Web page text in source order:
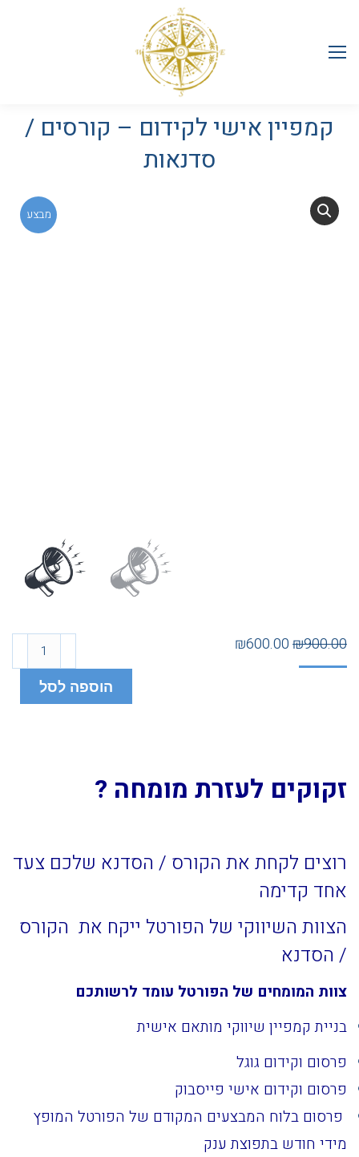
קמפיין אישי לקידום – קורסים /
סדנאות
מבצע
₪900.00
₪600.00
הוספה לסל
זקוקים לעזרת מומחה ?
רוצים לקחת את הקורס / הסדנא שלכם צעד
אחד קדימה
הצוות השיווקי של הפורטל ייקח את הקורס
/ הסדנא
צוות המומחים של הפורטל עומד לרשותכם
בניית קמפיין שיווקי מותאם אישית
פרסום וקידום גוגל
פרסום וקידום אישי פייסבוק
פרסום בלוח המבצעים המקודם של הפורטל המופץ
מידי חודש בתפוצת ענק